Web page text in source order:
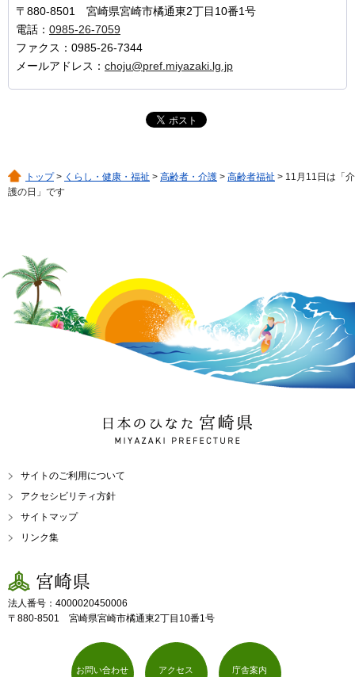
〒880-8501 宮崎県宮崎市橘通東2丁目10番1号
電話： 0985-26-7059
ファクス：0985-26-7344
メールアドレス： choju@pref.miyazaki.lg.jp
トップ> くらし・健康・福祉 > 高齢者・介護 > 高齢者福祉 > 11月11日は「介
護の日」です
日本のひなた 宮崎県
MIYAZAKI PREFECTURE
サイトのご利用について
アクセシビリティ方針
サイトマップ
リンク集
宮崎県
法人番号：4000020450006
〒880-8501 宮崎県宮崎市橘通東2丁目10番1号
お問い合わせ アクセス 庁舎案内